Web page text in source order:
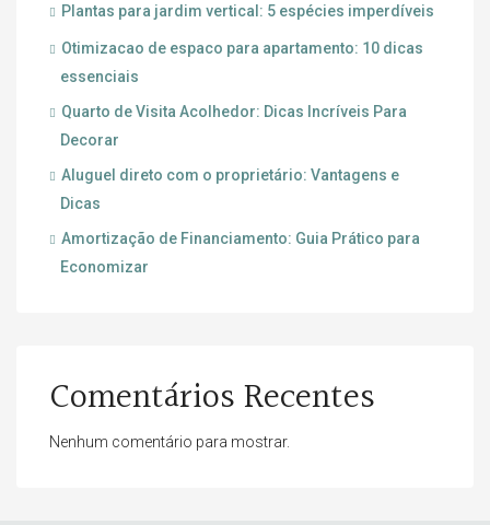
Plantas para jardim vertical: 5 espécies imperdíveis
Otimizacao de espaco para apartamento: 10 dicas
essenciais
Quarto de Visita Acolhedor: Dicas Incríveis Para
Decorar
Aluguel direto com o proprietário: Vantagens e
Dicas
Amortização de Financiamento: Guia Prático para
Economizar
Comentários Recentes
Nenhum comentário para mostrar.